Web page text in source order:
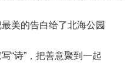
美的告白给了北海公园
“诗”，把善意聚到一起